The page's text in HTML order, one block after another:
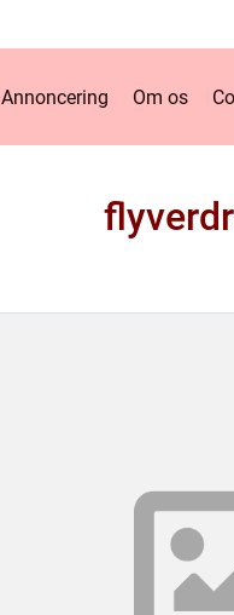
Annoncering Om os